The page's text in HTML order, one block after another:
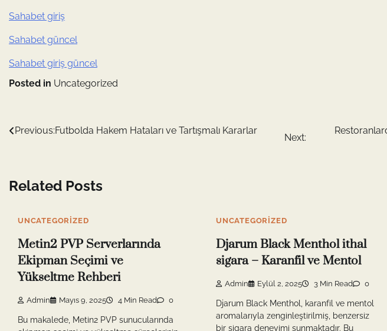
Sahabet giriş
Sahabet güncel
Sahabet giriş güncel
Posted in Uncategorized
Yazı
Previous:Futbolda Hakem Hataları ve Tartışmalı Kararlar
Next:
Related Posts
UNCATEGORIZED
Metin2 PVP Serverlarında
Ekipman Seçimi ve
Yükseltme Rehberi
Admin Mayıs 9, 2025 4 Min Read 0
Bu makalede, Metin2 PVP sunucularında
UNCATEGORIZED
Djarum Black Menthol ithal
sigara – Karanfil ve Mentol
Admin Eylül 2, 2025 3 Min Read 0
Djarum Black Menthol, karanfil ve mentol
aromalarıyla zenginleştirilmiş, benzersiz
bir sigara deneyimi sunmaktadır. Bu